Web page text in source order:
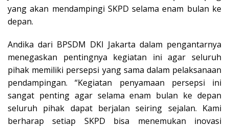
yang akan mendampingi SKPD selama enam bulan ke
depan.
Andika dari BPSDM DKI Jakarta dalam pengantarnya
menegaskan pentingnya kegiatan ini agar seluruh
pihak memiliki persepsi yang sama dalam pelaksanaan
pendampingan. “Kegiatan penyamaan persepsi ini
sangat penting agar selama enam bulan ke depan
seluruh pihak dapat berjalan seiring sejalan. Kami
berharap setiap SKPD bisa menemukan inovasi